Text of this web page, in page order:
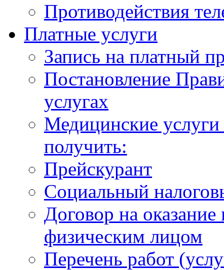
Противодействия
Платные услуги
Запись на платный
Постановление
услугах
Медицинские
получить:
Прейскурант
Социальный
Договор на
физическим лицом
Перечень работ